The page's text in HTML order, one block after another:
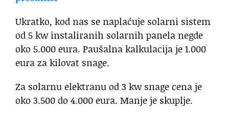
Ukratko, kod nas se naplaćuje solarni sistem
od 5 kw instaliranih solarnih panela negde
oko 5.000 eura. Paušalna kalkulacija je 1.000
eura za kilovat snage.
Za solarnu elektranu od 3 kw snage cena je
oko 3.500 do 4.000 eura. Manje je skuplje.